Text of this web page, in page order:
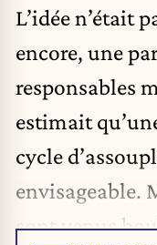
L’idée n’était
encore, une
responsables
estimait
cycle
envisageable.
sont venus